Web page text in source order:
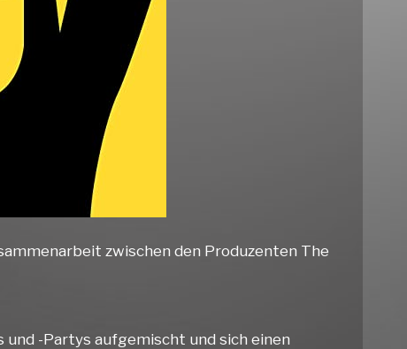
zwischen den Produzenten The
und -Partys aufgemischt und sich einen